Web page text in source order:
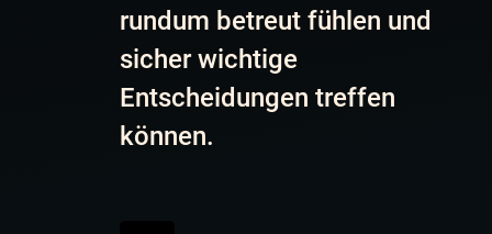
rundum betreut fühlen und
sicher wichtige
Entscheidungen treffen
können.